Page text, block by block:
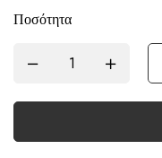
Ποσότητα